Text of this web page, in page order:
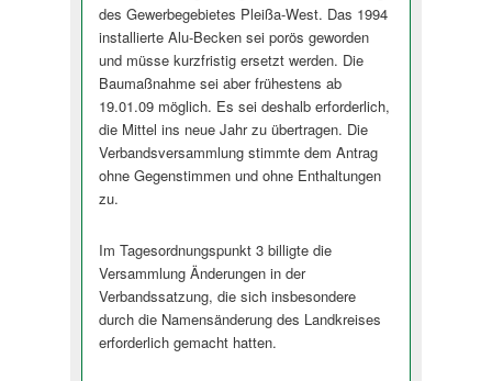
des Gewerbegebietes Pleißa-West. Das 1994
installierte Alu-Becken sei porös geworden
und müsse kurzfristig ersetzt werden. Die
Baumaßnahme sei aber frühestens ab
19.01.09 möglich. Es sei deshalb erforderlich,
die Mittel ins neue Jahr zu übertragen. Die
Verbandsversammlung stimmte dem Antrag
ohne Gegenstimmen und ohne Enthaltungen
zu.
Im Tagesordnungspunkt 3 billigte die
Versammlung Änderungen in der
Verbandssatzung, die sich insbesondere
durch die Namensänderung des Landkreises
erforderlich gemacht hatten.